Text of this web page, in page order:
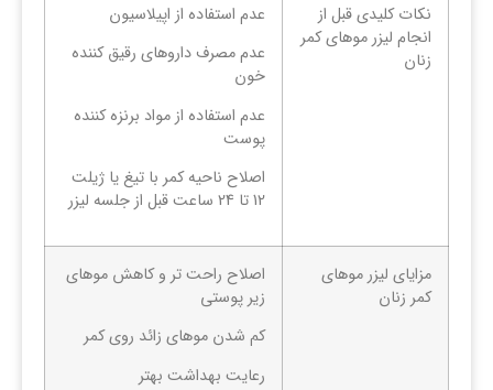
نکات کلیدی قبل از
انجام لیزر موهای کمر
زنان
عدم استفاده از اپیلاسیون
عدم مصرف داروهای رقیق کننده
خون
عدم استفاده از مواد برنزه کننده
پوست
اصلاح ناحیه کمر با تیغ یا ژیلت
12 تا 24 ساعت قبل از جلسه لیزر
مزایای لیزر موهای
کمر زنان
اصلاح راحت تر و کاهش موهای
زیر پوستی
کم شدن موهای زائد روی کمر
رعایت بهداشت بهتر